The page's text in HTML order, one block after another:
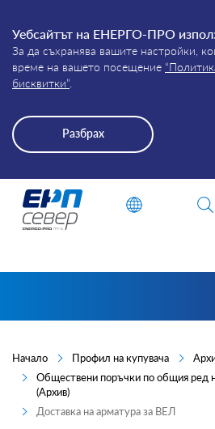
Уебсайтът на ЕНЕРГО-ПРО
За да съхранява вашите настройки,
време на вашето посещение
бисквитки”
Разбрах
Въведете дума или фраза
Energo-
ПРЕКЪСВАНИЯ
КЛИЕНТИ
ПРОИЗВОДИТЕЛИ
Начало Профил на купувача
Обществени поръчки по общия ред
(Архив)
Доставка на арматура за ВЕЛ